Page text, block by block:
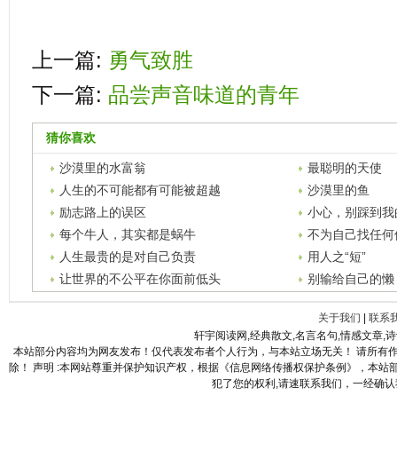
上一篇: 勇气致胜
下一篇: 品尝声音味道的青年
猜你喜欢
沙漠里的水富翁
最聪明的天使
人生的不可能都有可能被超越
沙漠里的鱼
励志路上的误区
小心，别踩到我
每个牛人，其实都是蜗牛
不为自己找任何
人生最贵的是对自己负责
用人之“短”
让世界的不公平在你面前低头
别输给自己的懒
关于我们
联系
轩宇阅读网,经典散文,名言名句,情感文章,
本站部分内容均为网友发布！仅代表发布者个人行为，与本站立场无关！ 请所
除！ 声明 :本网站尊重并保护知识产权，根据《信息网络传播权保护条例》，本
犯了您的权利,请速联系我们，一经确